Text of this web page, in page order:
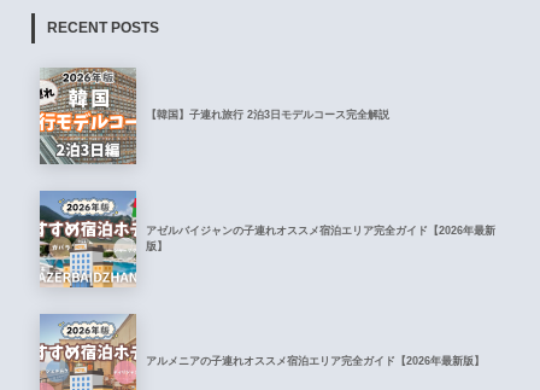
RECENT POSTS
【韓国】子連れ旅行 2泊3日モデルコース完全解説
アゼルバイジャンの子連れオススメ宿泊エリア完全ガイド【2026年最新
版】
アルメニアの子連れオススメ宿泊エリア完全ガイド【2026年最新版】